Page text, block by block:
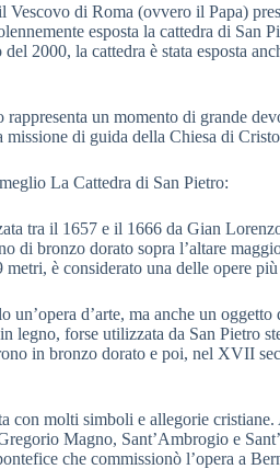
Vescovo di Roma (ovvero il Papa)
esposta la cattedra di San
2000, la cattedra è stata esposta
un momento di grande
missione di guida della Chiesa di
La Cattedra di San Pietro:
tra il 1657 e il 1666 da Gian
di bronzo dorato sopra l’altare
è considerato una delle opere
un’opera d’arte, ma anche un
legno, forse utilizzata da San Pietro
in bronzo dorato e poi, nel XVII
con molti simboli e allegorie
Magno, Sant’Ambrogio e
che commissionò l’opera a